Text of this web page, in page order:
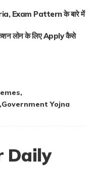
Exam Pattern के बारे में
लोन के लिए Apply कैसे
Government Yojna
Daily